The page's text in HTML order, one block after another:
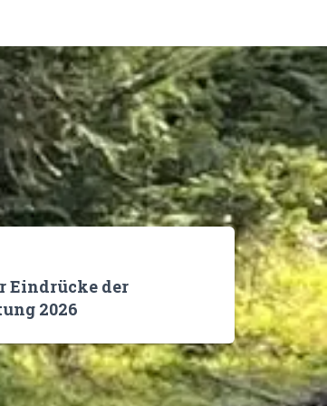
Eindrücke der
2026